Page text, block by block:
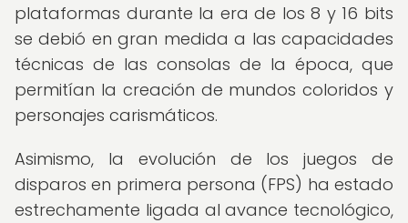
plataformas durante la era de los 8 y 16 bits
se debió en gran medida a las capacidades
técnicas de las consolas de la época, que
permitían la creación de mundos coloridos y
personajes carismáticos.
Asimismo, la evolución de los juegos de
disparos en primera persona (FPS) ha estado
estrechamente ligada al avance tecnológico,